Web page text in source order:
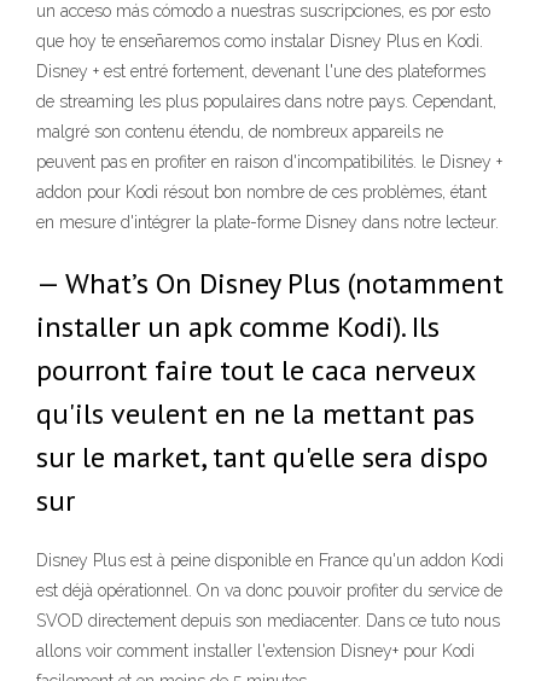
un acceso más cómodo a nuestras suscripciones, es por esto
que hoy te enseñaremos como instalar Disney Plus en Kodi.
Disney + est entré fortement, devenant l'une des plateformes
de streaming les plus populaires dans notre pays. Cependant,
malgré son contenu étendu, de nombreux appareils ne
peuvent pas en profiter en raison d'incompatibilités. le Disney +
addon pour Kodi résout bon nombre de ces problèmes, étant
en mesure d'intégrer la plate-forme Disney dans notre lecteur.
— What’s On Disney Plus (notamment
installer un apk comme Kodi). Ils
pourront faire tout le caca nerveux
qu'ils veulent en ne la mettant pas
sur le market, tant qu'elle sera dispo
sur
Disney Plus est à peine disponible en France qu'un addon Kodi
est déjà opérationnel. On va donc pouvoir profiter du service de
SVOD directement depuis son mediacenter. Dans ce tuto nous
allons voir comment installer l'extension Disney+ pour Kodi